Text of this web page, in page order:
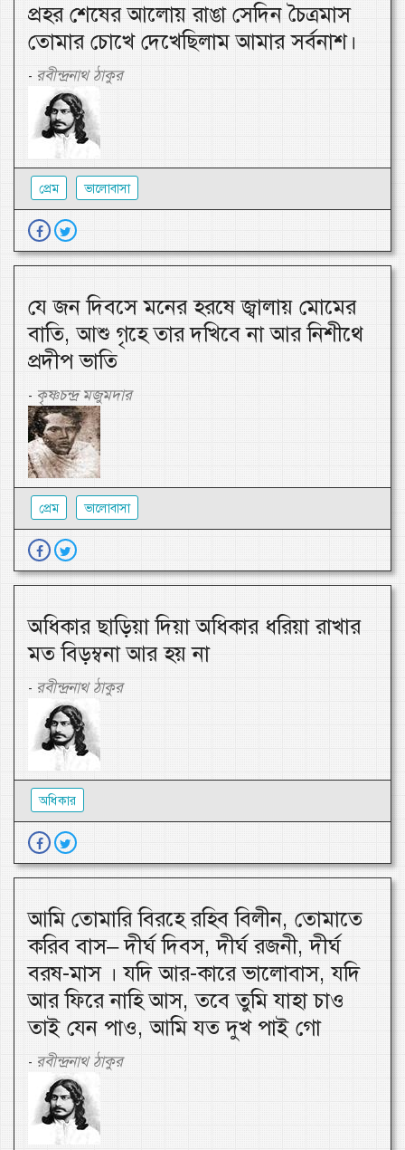
প্রহর শেষের আলোয় রাঙা সেদিন চৈত্রমাস
তোমার চোখে দেখেছিলাম আমার সর্বনাশ।
- রবীন্দ্রনাথ ঠাকুর
প্রেম ভালোবাসা
যে জন দিবসে মনের হরষে জ্বালায় মোমের
বাতি, আশু গৃহে তার দখিবে না আর নিশীথে
প্রদীপ ভাতি
- কৃষ্ণচন্দ্র মজুমদার
প্রেম ভালোবাসা
অধিকার ছাড়িয়া দিয়া অধিকার ধরিয়া রাখার
মত বিড়ম্বনা আর হয় না
- রবীন্দ্রনাথ ঠাকুর
অধিকার
আমি তোমারি বিরহে রহিব বিলীন, তোমাতে
করিব বাস– দীর্ঘ দিবস, দীর্ঘ রজনী, দীর্ঘ
বরষ-মাস । যদি আর-কারে ভালোবাস, যদি
আর ফিরে নাহি আস, তবে তুমি যাহা চাও
তাই যেন পাও, আমি যত দুখ পাই গো
- রবীন্দ্রনাথ ঠাকুর